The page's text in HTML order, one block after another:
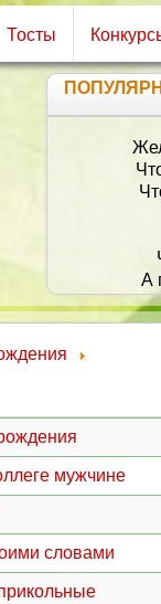
Тосты
Желаю
Чтоб
Чтоб
А
И
И
мужчине
словами